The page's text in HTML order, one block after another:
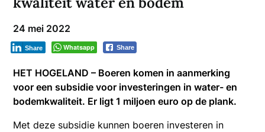
24 mei 2022
Whatsapp Share
Share
HET HOGELAND – Boeren komen in aanmerking
voor een subsidie voor investeringen in water- en
bodemkwaliteit. Er ligt 1 miljoen euro op de plank.
Met deze subsidie kunnen boeren investeren in